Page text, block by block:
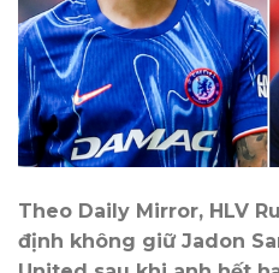
Theo Daily Mirror, HLV
định không giữ Jadon